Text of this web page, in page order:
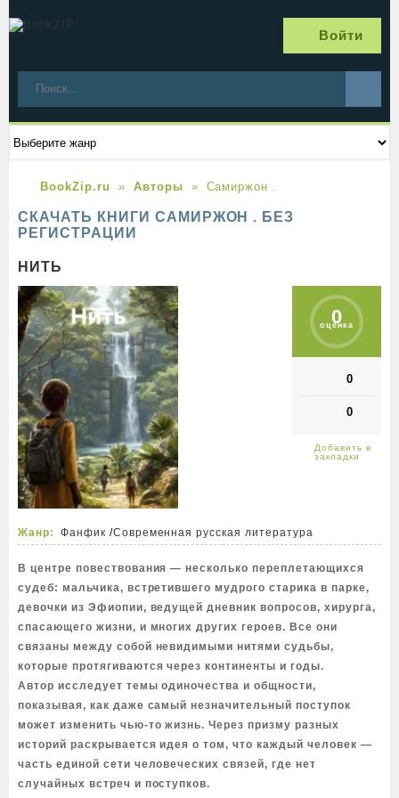
Войти
BookZip.ru Авторы Самиржон .
СКАЧАТЬ КНИГИ САМИРЖОН . БЕЗ
РЕГИСТРАЦИИ
НИТЬ
0
оценка
0
0
Жанр: Фанфик /Современная русская литература
В центре повествования — несколько переплетающихся
судеб: мальчика, встретившего мудрого старика в парке,
девочки из Эфиопии, ведущей дневник вопросов, хирурга,
спасающего жизни, и многих других героев. Все они
связаны между собой невидимыми нитями судьбы,
которые протягиваются через континенты и годы.
Автор исследует темы одиночества и общности,
показывая, как даже самый незначительный поступок
может изменить чью-то жизнь. Через призму разных
историй раскрывается идея о том, что каждый человек —
часть единой сети человеческих связей, где нет
случайных встреч и поступков.